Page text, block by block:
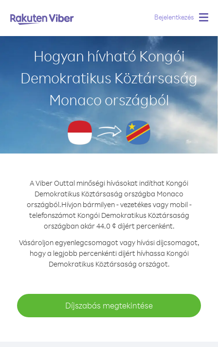
Bejelentkezés
Hogyan hívható Kongói
Demokratikus Köztársaság
Monaco országból
A Viber Outtal minőségi hívásokat indíthat Kongói
Demokratikus Köztársaság országba Monaco
országból.Hívjon bármilyen - vezetékes vagy mobil -
telefonszámot Kongói Demokratikus Köztársaság
országban akár 44.0 ¢ díjért percenként.
Vásároljon egyenlegcsomagot vagy hívási díjcsomagot,
hogy a legjobb percenkénti díjért hívhassa Kongói
Demokratikus Köztársaság országot.
Díjszabás megtekintése